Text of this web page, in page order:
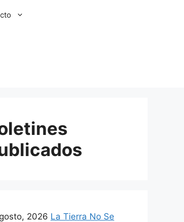
2026 La Tierra No Se